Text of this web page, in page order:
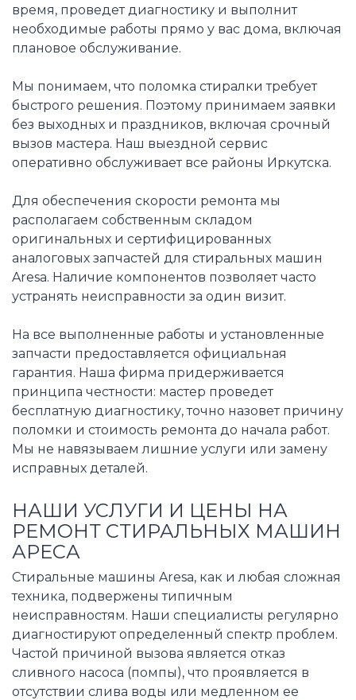
время, проведет диагностику и выполнит
необходимые работы прямо у вас дома, включая
плановое обслуживание.
Мы понимаем, что поломка стиралки требует
быстрого решения. Поэтому принимаем заявки
без выходных и праздников, включая срочный
вызов мастера. Наш выездной сервис
оперативно обслуживает все районы Иркутска.
Для обеспечения скорости ремонта мы
располагаем собственным складом
оригинальных и сертифицированных
аналоговых запчастей для стиральных машин
Aresa. Наличие компонентов позволяет часто
устранять неисправности за один визит.
На все выполненные работы и установленные
запчасти предоставляется официальная
гарантия. Наша фирма придерживается
принципа честности: мастер проведет
бесплатную диагностику, точно назовет причину
поломки и стоимость ремонта до начала работ.
Мы не навязываем лишние услуги или замену
исправных деталей.
НАШИ УСЛУГИ И ЦЕНЫ НА
РЕМОНТ СТИРАЛЬНЫХ МАШИН
АРЕСА
Стиральные машины Aresa, как и любая сложная
техника, подвержены типичным
неисправностям. Наши специалисты регулярно
диагностируют определенный спектр проблем.
Частой причиной вызова является отказ
сливного насоса (помпы), что проявляется в
отсутствии слива воды или медленном ее